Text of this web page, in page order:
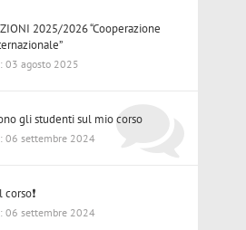
2025/2026 “Cooperazione
03 agosto 2025
gli studenti sul mio corso
06 settembre 2024
06 settembre 2024